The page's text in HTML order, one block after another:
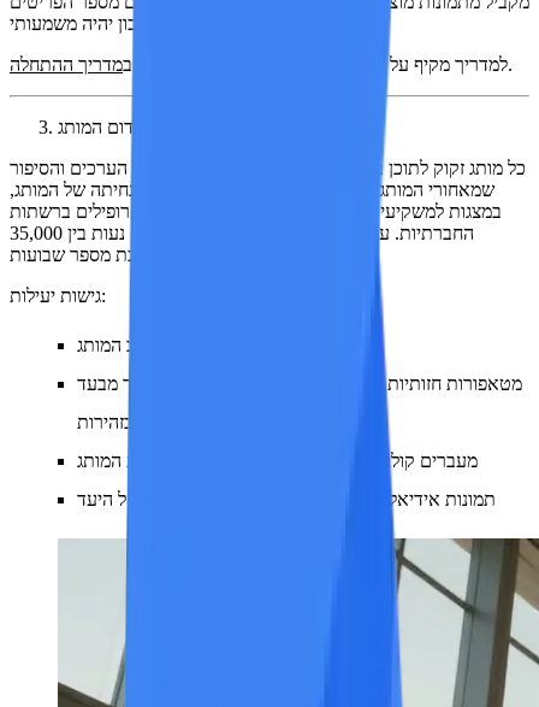
למדריך מקיף על המרת תמונות לסרטונים, אנא עיינו במדריך ההתחלה .
סיפור המותג וסרטון קידום המותג
כל מותג זקוק לתוכן באיכות קולנועית המשקף את הטון, הערכים והסיפור
שמאחורי המותג. סרטונים מסוג זה מופיעים בדפי הנחיתה של המותג,
במצגות למשקיעים, ברצפי ההדרכה למשתמשים ובפרופילים ברשתות
החברתיות. עלויות הפקת סרטוני מותג מסורתיים נעות בין 35,000
גישות יעילות:
צילומים אווירתיים הקשורים לנרטיב המותג
מטאפורות חזותיות מופשטות: זרעים נובטים, אור החודר מבעד
לעננים, ידיים היוצרות בזהירות
מעברים קולנועיים בין סצנות הממחישים את מסע המותג
תמונות אידיאליות המייצגות את אורח החיים של קהל היעד